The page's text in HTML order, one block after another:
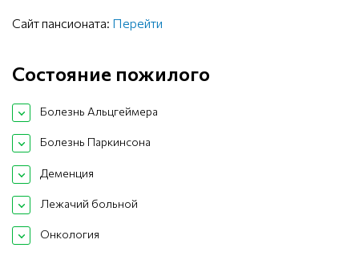
Сайт пансионата: Перейти
Состояние пожилого
Болезнь Альцгеймера
Болезнь Паркинсона
Деменция
Лежачий больной
Онкология